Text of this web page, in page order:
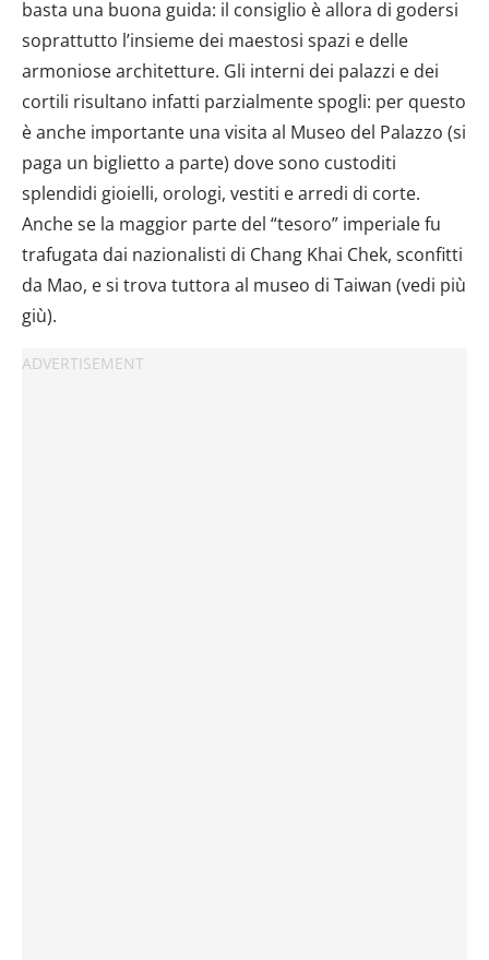
basta una buona guida: il consiglio è allora di godersi
soprattutto l’insieme dei maestosi spazi e delle
armoniose architetture. Gli interni dei palazzi e dei
cortili risultano infatti parzialmente spogli: per questo
è anche importante una visita al Museo del Palazzo (si
paga un biglietto a parte) dove sono custoditi
splendidi gioielli, orologi, vestiti e arredi di corte.
Anche se la maggior parte del “tesoro” imperiale fu
trafugata dai nazionalisti di Chang Khai Chek, sconfitti
da Mao, e si trova tuttora al museo di Taiwan (vedi più
giù).